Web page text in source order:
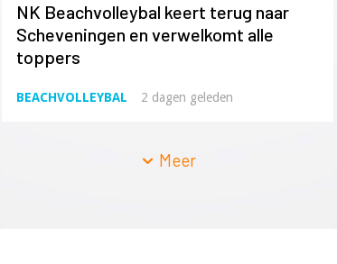
NK Beachvolleybal keert terug naar
Scheveningen en verwelkomt alle
toppers
BEACHVOLLEYBAL 2 dagen geleden
Meer